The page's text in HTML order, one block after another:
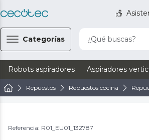
Categorías ¿Qué buscas?
Robots aspiradores Aspiradores
Repuestos Repuestos cocina
Referencia: R01_EU01_132787